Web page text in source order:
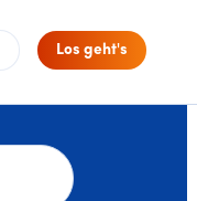
Los geht's